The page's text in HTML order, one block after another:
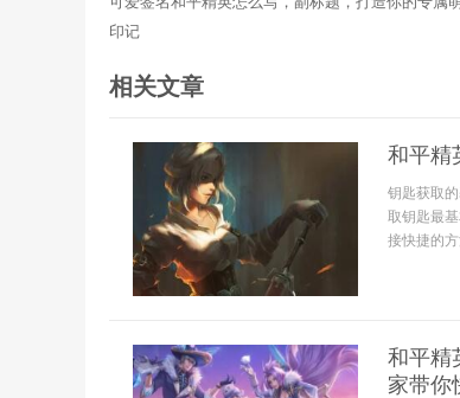
印记
相关文章
和平精
钥匙获取
取钥匙最
接快捷的
和平精
家带你